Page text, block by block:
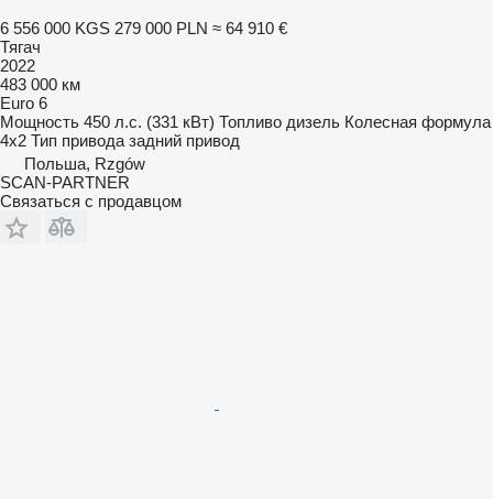
6 556 000 KGS 279 000 PLN ≈ 64 910 €
Тягач
2022
483 000 км
Euro 6
Мощность 450 л.с. (331 кВт) Топливо дизель Колесная формула
4x2 Тип привода задний привод
Польша, Rzgów
SCAN-PARTNER
Связаться с продавцом